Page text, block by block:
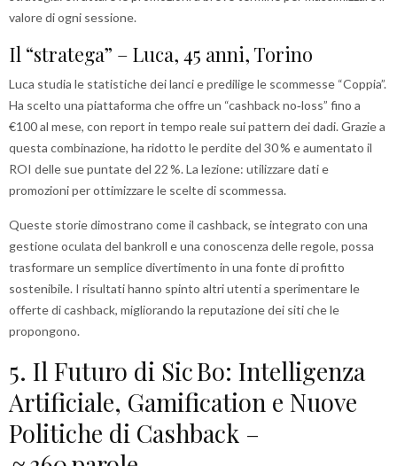
valore di ogni sessione.
Il “stratega” – Luca, 45 anni, Torino
Luca studia le statistiche dei lanci e predilige le scommesse “Coppia”.
Ha scelto una piattaforma che offre un “cashback no‑loss” fino a
€100 al mese, con report in tempo reale sui pattern dei dadi. Grazie a
questa combinazione, ha ridotto le perdite del 30 % e aumentato il
ROI delle sue puntate del 22 %. La lezione: utilizzare dati e
promozioni per ottimizzare le scelte di scommessa.
Queste storie dimostrano come il cashback, se integrato con una
gestione oculata del bankroll e una conoscenza delle regole, possa
trasformare un semplice divertimento in una fonte di profitto
sostenibile. I risultati hanno spinto altri utenti a sperimentare le
offerte di cashback, migliorando la reputazione dei siti che le
propongono.
5. Il Futuro di Sic Bo: Intelligenza
Artificiale, Gamification e Nuove
Politiche di Cashback –